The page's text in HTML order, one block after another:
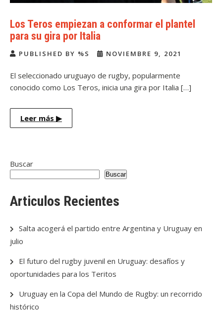
Los Teros empiezan a conformar el plantel
para su gira por Italia
PUBLISHED BY %S NOVIEMBRE 9, 2021
El seleccionado uruguayo de rugby, popularmente
conocido como Los Teros, inicia una gira por Italia […]
Leer más ▶
Buscar
Buscar
Articulos Recientes
Salta acogerá el partido entre Argentina y Uruguay en
julio
El futuro del rugby juvenil en Uruguay: desafíos y
oportunidades para los Teritos
Uruguay en la Copa del Mundo de Rugby: un recorrido
histórico